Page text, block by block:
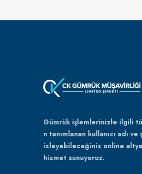
Gümrük işlemlerinizle ilgili
n tanımlanan kullanıcı adı
izleyebileceğiniz online
hizmet sunuyoruz.